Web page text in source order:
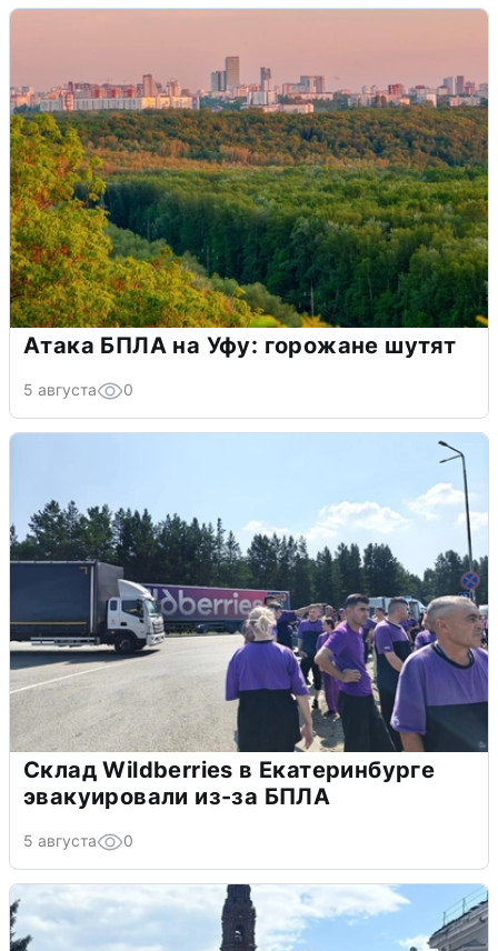
Атака БПЛА на Уфу: горожане шутят
5 августа 0
Склад Wildberries в Екатеринбурге
эвакуировали из-за БПЛА
5 августа 0